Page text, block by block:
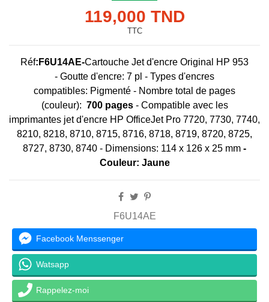
119,000 TND
TTC
Réf: F6U14AE-Cartouche Jet d'encre Original HP 953
- Goutte d'encre: 7 pl - Types d'encres
compatibles: Pigmenté - Nombre total de pages
(couleur): 700 pages - Compatible avec les
imprimantes jet d'encre HP OfficeJet Pro 7720, 7730, 7740,
8210, 8218, 8710, 8715, 8716, 8718, 8719, 8720, 8725,
8727, 8730, 8740 - Dimensions: 114 x 126 x 25 mm -
Couleur: Jaune
F6U14AE
Facebook Menssenger
Watsapp
Rappelez-moi